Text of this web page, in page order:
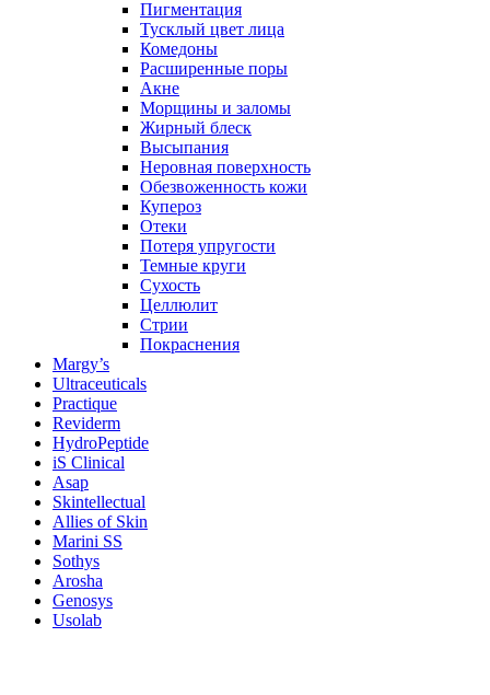
Пигментация
Тусклый цвет лица
Комедоны
Расширенные поры
Акне
Морщины и заломы
Жирный блеск
Высыпания
Неровная поверхность
Обезвоженность кожи
Купероз
Отеки
Потеря упругости
Темные круги
Сухость
Целлюлит
Стрии
Покраснения
Margy’s
Ultraceuticals
Practique
Reviderm
HydroPeptide
iS Clinical
Asap
Skintellectual
Allies of Skin
Marini SS
Sothys
Arosha
Genosys
Usolab